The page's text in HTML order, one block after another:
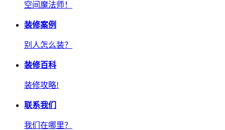
空间魔法师！
装修案例
别人怎么装？
装修百科
装修攻略!
联系我们
我们在哪里？